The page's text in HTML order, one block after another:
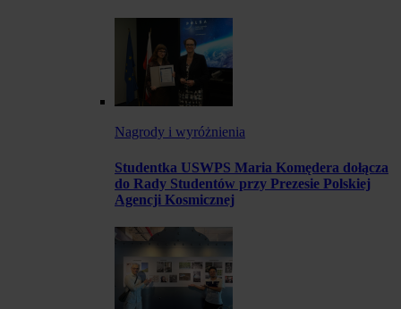
Nagrody i wyróżnienia
Studentka USWPS Maria Komędera dołącza
do Rady Studentów przy Prezesie Polskiej
Agencji Kosmicznej